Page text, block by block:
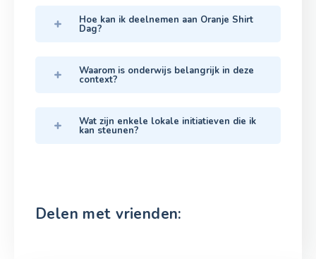
Hoe kan ik deelnemen aan Oranje Shirt
Dag?
Waarom is onderwijs belangrijk in deze
context?
Wat zijn enkele lokale initiatieven die ik
kan steunen?
Delen met vrienden: